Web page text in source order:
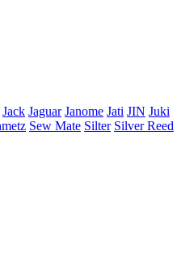
Jack Jaguar Janome Jati JIN Juki
Sew Mate Silter Silver Reed